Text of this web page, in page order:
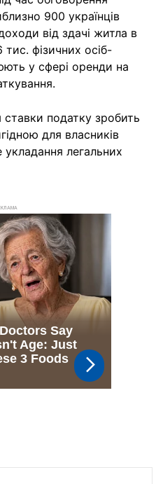
900 українців
від здачі житла в
фізичних осіб-
у сфері оренди на
податку зробить
для власників
легальних